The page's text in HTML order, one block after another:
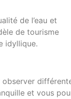
de l’eau et
de tourisme
idyllique.
observer
et vous